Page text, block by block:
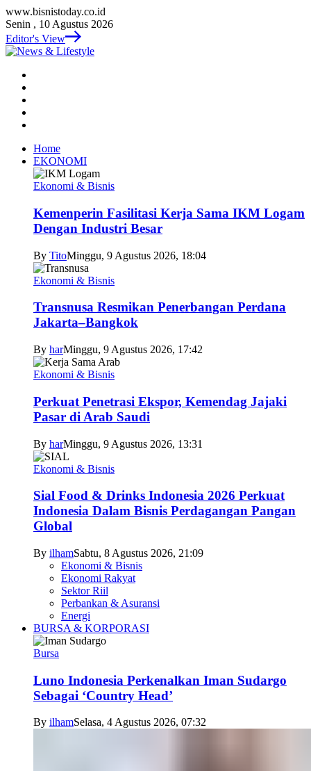
www.bisnistoday.co.id
Senin , 10 Agustus 2026
Editor's View
Home
EKONOMI
Ekonomi & Bisnis
Kemenperin Fasilitasi Kerja Sama IKM Logam
Dengan Industri Besar
By TitoMinggu, 9 Agustus 2026, 18:04
Ekonomi & Bisnis
Transnusa Resmikan Penerbangan Perdana
Jakarta–Bangkok
By harMinggu, 9 Agustus 2026, 17:42
Ekonomi & Bisnis
Perkuat Penetrasi Ekspor, Kemendag Jajaki
Pasar di Arab Saudi
By harMinggu, 9 Agustus 2026, 13:31
Ekonomi & Bisnis
Sial Food & Drinks Indonesia 2026 Perkuat
Indonesia Dalam Bisnis Perdagangan Pangan
Global
By ilhamSabtu, 8 Agustus 2026, 21:09
Ekonomi & Bisnis
Ekonomi Rakyat
Sektor Riil
Perbankan & Asuransi
Energi
BURSA & KORPORASI
Bursa
Luno Indonesia Perkenalkan Iman Sudargo
Sebagai ‘Country Head’
By ilhamSelasa, 4 Agustus 2026, 07:32